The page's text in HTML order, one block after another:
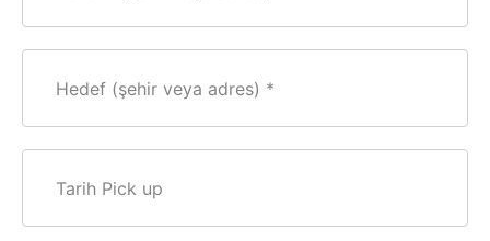
Hedef (şehir veya adres)
Tarih Pick up